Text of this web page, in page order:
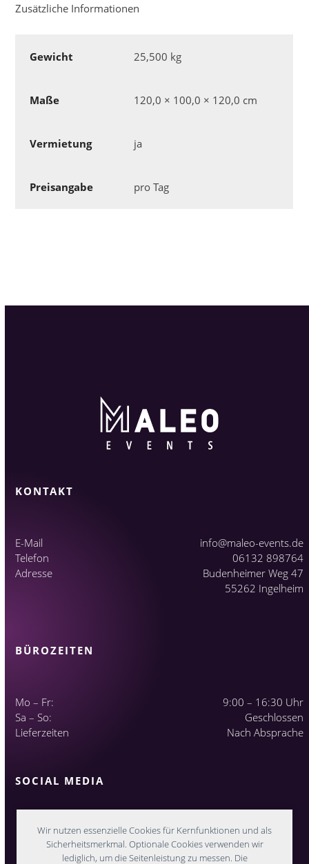
Wir nutzen essenzielle Cookies für Kernfunktionen und als
Sicherheitsmerkmal. Optionale Cookies verwenden wir
lediglich, um die Seitenleistung zu messen. Die
Zusätzliche Informationen
Gewicht 25,500 kg
Maße 120,0 × 100,0 × 120,0 cm
Vermietung ja
Preisangabe pro Tag
KONTAKT
E-Mail
info@maleo-events.de
Telefon
06132 898764
Adresse
Budenheimer Weg 47
55262 Ingelheim
BÜROZEITEN
Mo – Fr:
9:00 – 16:30 Uhr
Sa – So:
Geschlossen
Lieferzeiten
Nach Absprache
SOCIAL MEDIA